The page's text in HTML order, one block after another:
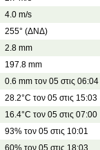
4.0 m/s
255° (ΔΝΔ)
2.8 mm
197.8 mm
0.6 mm τον 05 στις 06:04
28.2°C τον 05 στις 15:03
16.4°C τον 05 στις 07:00
93% τον 05 στις 10:01
60% τον 05 στις 18:03